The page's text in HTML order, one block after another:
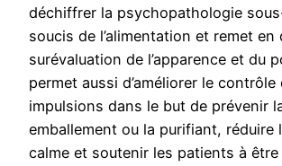
déchiffrer la psychopathologie
soucis de l’alimentation et remet en
surévaluation de l’apparence et du
permet aussi d’améliorer le contrôle
impulsions dans le but de prévenir
emballement ou la purifiant, réduire
calme et soutenir les patients à être